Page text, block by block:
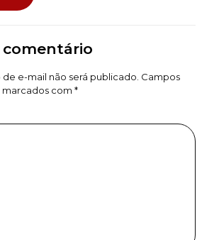
comentário
e-mail não será publicado. Campos
com *